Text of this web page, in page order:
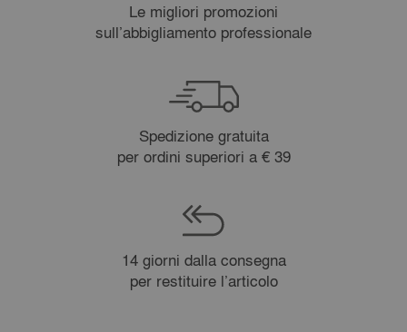
Le migliori promozioni
sull’abbigliamento professionale
Spedizione gratuita
per ordini superiori a € 39
14 giorni dalla consegna
per restituire l’articolo